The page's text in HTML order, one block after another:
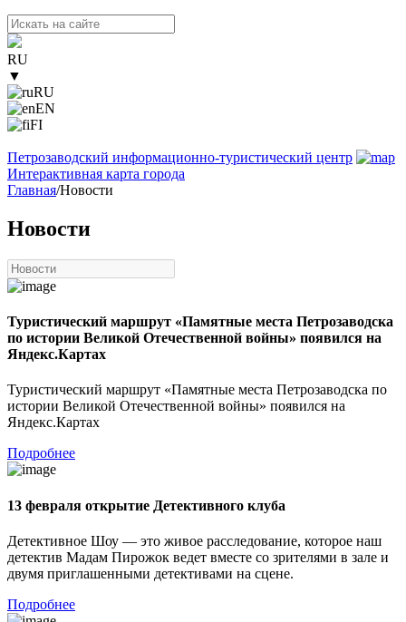
RU
▼
RU
EN
FI
Петрозаводский информационно-туристический центр
Интерактивная карта города
Главная/Новости
Новости
Туристический маршрут «Памятные места Петрозаводска
по истории Великой Отечественной войны» появился на
Яндекс.Картах
Туристический маршрут «Памятные места Петрозаводска по
истории Великой Отечественной войны» появился на
Яндекс.Картах
Подробнее
13 февраля открытие Детективного клуба
Детективное Шоу — это живое расследование, которое наш
детектив Мадам Пирожок ведет вместе со зрителями в зале и
двумя приглашенными детективами на сцене.
Подробнее